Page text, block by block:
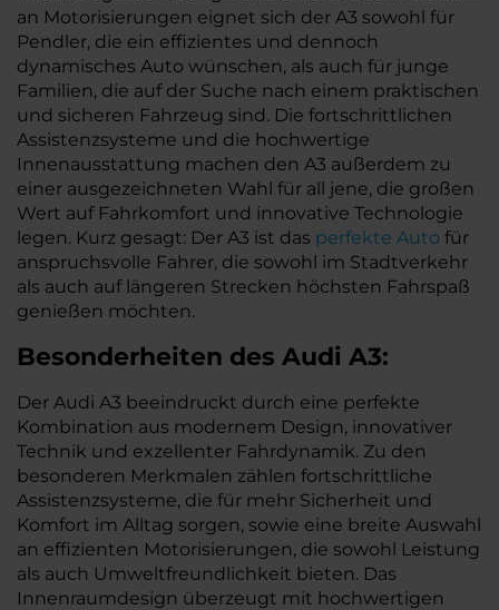
an Motorisierungen eignet sich der A3 sowohl für
Pendler, die ein effizientes und dennoch
dynamisches Auto wünschen, als auch für junge
Familien, die auf der Suche nach einem praktischen
und sicheren Fahrzeug sind. Die fortschrittlichen
Assistenzsysteme und die hochwertige
Innenausstattung machen den A3 außerdem zu
einer ausgezeichneten Wahl für all jene, die großen
Wert auf Fahrkomfort und innovative Technologie
legen. Kurz gesagt: Der A3 ist das perfekte Auto für
anspruchsvolle Fahrer, die sowohl im Stadtverkehr
als auch auf längeren Strecken höchsten Fahrspaß
genießen möchten.
Besonderheiten des Audi A3:
Der Audi A3 beeindruckt durch eine perfekte
Kombination aus modernem Design, innovativer
Technik und exzellenter Fahrdynamik. Zu den
besonderen Merkmalen zählen fortschrittliche
Assistenzsysteme, die für mehr Sicherheit und
Komfort im Alltag sorgen, sowie eine breite Auswahl
an effizienten Motorisierungen, die sowohl Leistung
als auch Umweltfreundlichkeit bieten. Das
Innenraumdesign überzeugt mit hochwertigen